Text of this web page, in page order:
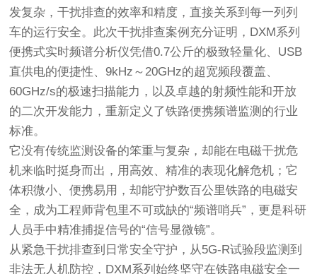
发复杂，干扰排查的效率和精度，直接关系到每一列列
车的运行安全。此次干扰排查案例充分证明，DXM系列
便携式实时频谱分析仪凭借0.7公斤的极致轻量化、USB
直供电的便捷性、9kHz～20GHz的超宽频段覆盖、
60GHz/s的极速扫描能力，以及卓越的射频性能和开放
的二次开发能力，重新定义了铁路便携频谱监测的行业
标准。
它没有传统监测设备的笨重与复杂，却能在电磁干扰危
机来临时挺身而出，用高效、精准的表现化解危机；它
体积微小、便携易用，却能守护数百公里铁路的电磁安
全，成为工程师背包里不可或缺的“频谱哨兵”，更是科研
人员手中精准捕捉信号的“信号显微镜”。
从紧急干扰排查到日常安全守护，从5G-R试验段监测到
非法无人机防控，DXM系列始终坚守在铁路电磁安全一